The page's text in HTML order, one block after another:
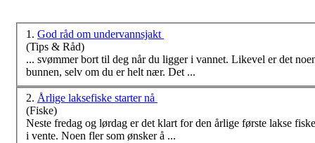
1. God råd om undervannsjakt
(Tips & Råd)
... svømmer bort til deg når du ligger i vannet. Likevel er det
bunnen, selv om du er helt nær. Det ...
2. Årlige laksefiske starter nå
(Fiske)
Neste fredag og lørdag er det klart for den årlige første lakse fiske dagen for lappklubb medlemmene!.
i vente. Noen fler som ønsker å ...